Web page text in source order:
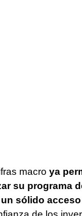
macro ya
su programa
sólido